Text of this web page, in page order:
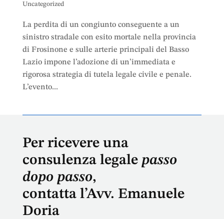
Uncategorized
La perdita di un congiunto conseguente a un
sinistro stradale con esito mortale nella provincia
di Frosinone e sulle arterie principali del Basso
Lazio impone l’adozione di un’immediata e
rigorosa strategia di tutela legale civile e penale.
L’evento...
Per ricevere una
consulenza legale passo
dopo passo,
contatta l’Avv. Emanuele
Doria